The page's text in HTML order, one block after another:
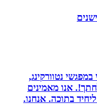
נטוורקינג,
אנו מאמינים
בתוכה. אנחנו.